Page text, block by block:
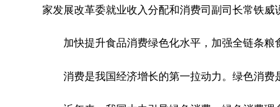
家发展改革委就业收入分配和消费司副司长常铁威
加快提升食品消费绿色化水平，加强全链条粮
消费是我国经济增长的第一拉动力。绿色消费